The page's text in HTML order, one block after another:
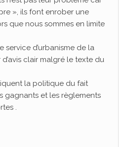
», ils font enrober une
que nous sommes en limite
service d’urbanisme de la
clair malgré le texte du
la politique du fait
gagnants et les règlements
.